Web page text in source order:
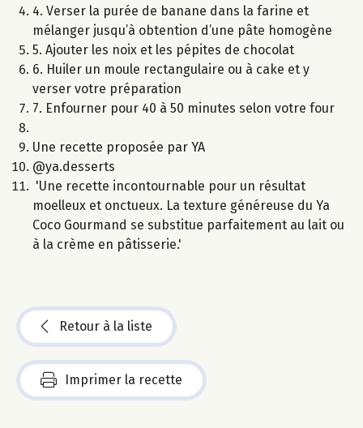
4. Verser la purée de banane dans la farine et
mélanger jusqu’à obtention d’une pâte homogène
5. Ajouter les noix et les pépites de chocolat
6. Huiler un moule rectangulaire ou à cake et y
verser votre préparation
7. Enfourner pour 40 à 50 minutes selon votre four
Une recette proposée par YA
@ya.desserts
'Une recette incontournable pour un résultat
moelleux et onctueux. La texture généreuse du Ya
Coco Gourmand se substitue parfaitement au lait ou
à la crème en pâtisserie.'
Retour à la liste
Imprimer la recette